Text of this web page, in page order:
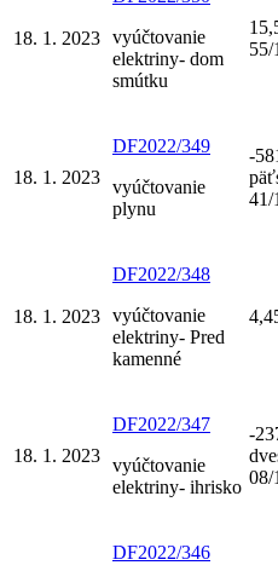
18. 1. 2023 vyúčtovanie
elektriny- dom
smútku
55/
18. 1. 2023
DF2022/349
vyúčtovanie
plynu
-
41/
18. 1. 2023
DF2022/348
vyúčtovanie
elektriny- Pred
kamenné
18. 1. 2023
DF2022/347
vyúčtovanie
elektriny- ihrisko
-
08/
DF2022/346